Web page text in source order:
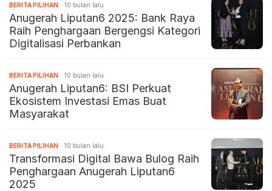
BERITA PILIHAN 10 bulan lalu
Anugerah Liputan6 2025: Bank Raya
Raih Penghargaan Bergengsi Kategori
Digitalisasi Perbankan
BERITA PILIHAN 10 bulan lalu
Anugerah Liputan6: BSI Perkuat
Ekosistem Investasi Emas Buat
Masyarakat
BERITA PILIHAN 10 bulan lalu
Transformasi Digital Bawa Bulog Raih
Penghargaan Anugerah Liputan6
2025